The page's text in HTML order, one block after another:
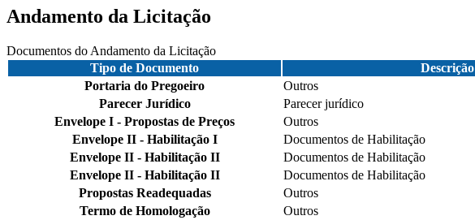
Andamento da Licitação
Documentos do Andamento da Licitação
Tipo de Documento
Descrição
Portaria do Pregoeiro
Outros
Parecer Jurídico
Parecer jurídico
Envelope I - Propostas de Preços
Outros
Envelope II - Habilitação I
Documentos de Habilitação
Envelope II - Habilitação II
Documentos de Habilitação
Envelope II - Habilitação II
Documentos de Habilitação
Propostas Readequadas
Outros
Termo de Homologação
Outros